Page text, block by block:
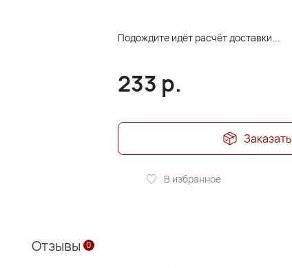
Подождите идёт расчёт доставки...
233 р.
Заказать
В избранное
Отзывы 0